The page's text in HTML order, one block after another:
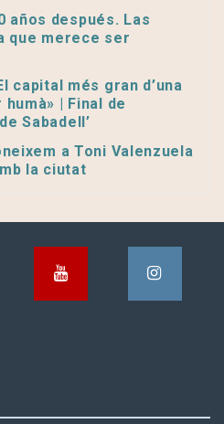
años después. Las
que merece ser
capital més gran d’una
| Final de
Sabadell’
a Toni Valenzuela
la ciutat